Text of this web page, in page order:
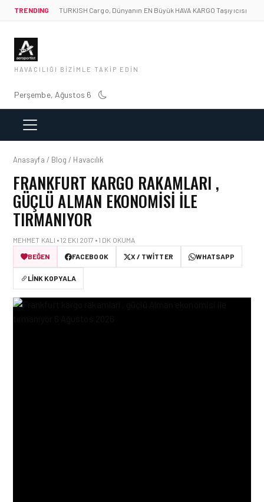
TRENDING TURKISH Cargo, Dünyanın EN Büyük HAVA KARGO Taşıyıcısı
HAVACILIĞI BIZIMLE TAKIP EDIN
Perşembe, Ağustos 6
Anasayfa / Blog / Havacılık
FRANKFURT KARGO RAKAMLARI ,
GÜÇLÜ ALMAN EKONOMISI ILE
TIRMANIYOR
MEHMET KALI • 12 EKI 2017 • 1 DK OKUMA
BEĞEN
FACEBOOK X / TWITTER WHATSAPP
LINK KOPYALA